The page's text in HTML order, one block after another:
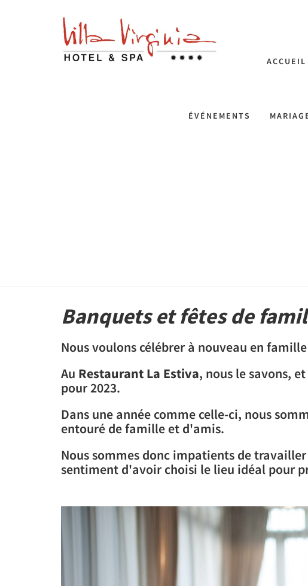
ACCUEIL
ÉVÉNEMENTS
Banquets et fêtes de
Nous voulons célébrer à nouveau en
Au Restaurant La Estiva, nous le savons,
pour 2023.
Dans une année comme celle-ci, nous
entouré de famille et d'amis.
Nous sommes donc impatients de
sentiment d'avoir choisi le lieu idéal pour
Previous